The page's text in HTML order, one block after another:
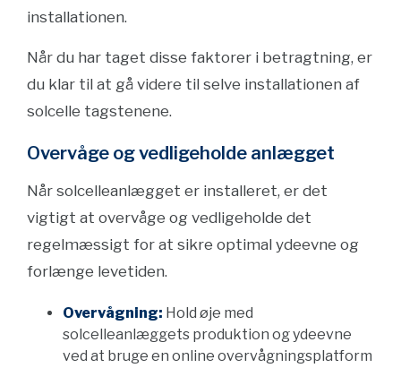
installationen.
Når du har taget disse faktorer i betragtning, er
du klar til at gå videre til selve installationen af
solcelle tagstenene.
Overvåge og vedligeholde anlægget
Når solcelleanlægget er installeret, er det
vigtigt at overvåge og vedligeholde det
regelmæssigt for at sikre optimal ydeevne og
forlænge levetiden.
Overvågning: Hold øje med
solcelleanlæggets produktion og ydeevne
ved at bruge en online overvågningsplatform